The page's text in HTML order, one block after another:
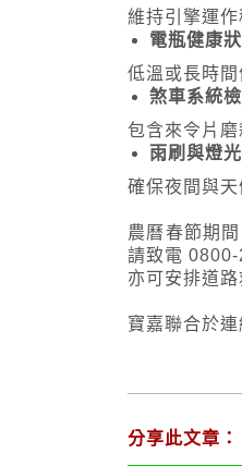
維持引擎運
電瓶健康
低溫或長時
煞車系統
包含來令片
雨刷與燈
確保夜間與
農曆春節期
請致電
亦可安排道
寶嘉聯合於
分享此文章：